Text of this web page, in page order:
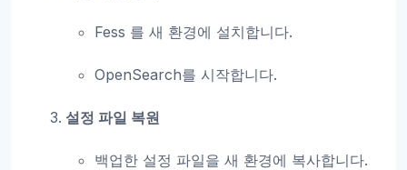
Fess 를 새 환경에 설치합니다.
OpenSearch를 시작합니다.
설정 파일 복원
백업한 설정 파일을 새 환경에 복사합니다.